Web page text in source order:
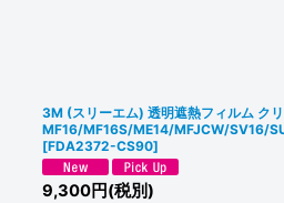
3M (スリーエム) 透明遮熱フィルム ク
MF16/MF16S/ME14/MFJCW/SV16/
[FDA2372-CS90]
9,300円(税別)